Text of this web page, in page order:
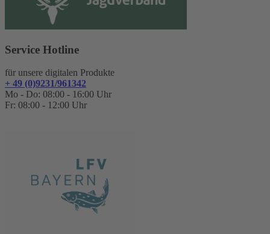
Service Hotline
für unsere digitalen Produkte
+ 49 (0)9231/961342
Mo - Do: 08:00 - 16:00 Uhr
Fr: 08:00 - 12:00 Uhr